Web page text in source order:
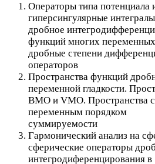
Операторы типа потенциала
гиперсингулярные
дробное
функций многих
дробные степени
операторов
Пространства функций
переменной гладкости.
BMO и VMO. Пространства с
переменным порядком
суммируемости
Гармонический анализ на
сферические операторы
интегродиференцирования в